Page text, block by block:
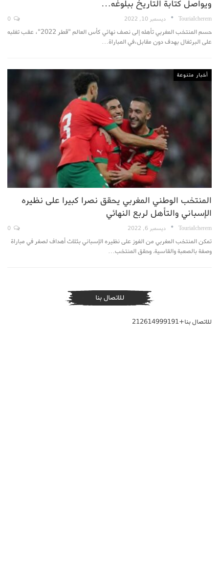
ويواصل كتابة التاريخ ببلوغه…
TouriaIcherem ديسمبر 10, 2022
حسم المنتخب المغربي تأهله إلى نصف نهائي كأس العالم "قطر 2022"، عقب تغلبه
على البرتغال بهدف دون مقابل،في المباراة…
أخبار متنوعة
المنتخب الوطني المغربي يحقق نصرا كبيرا على نظيره
الإسباني والتأهل لربع النهائي
TouriaIcherem ديسمبر 6, 2022
تمكن المنتخب المغربي من الفوز على نظيره الإسباني بثلاث أهداف لصفر في مباراة
وصفة بالصعبة والقاسية. وحقق المنتخب…
للاتصال بنا
للاتصال بنا+212614999191